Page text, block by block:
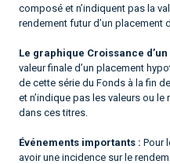
composé et n’indiquent pas la
rendement futur d’un placement
Le graphique Croissance d’un
valeur finale d’un placement
de cette série du Fonds à la fin
et n’indique pas les valeurs ou
dans ces titres.
Événements importants : Pour
avoir une incidence sur le